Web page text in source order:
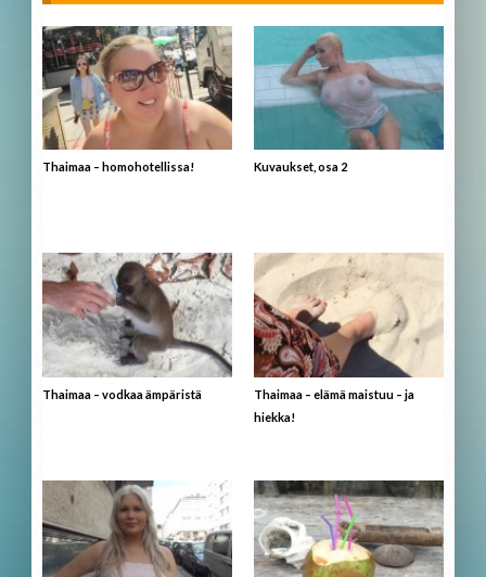
Thaimaa – homohotellissa! Kuvaukset, osa 2
Thaimaa – vodkaa ämpäristä
Thaimaa – elämä maistuu – ja
hiekka!